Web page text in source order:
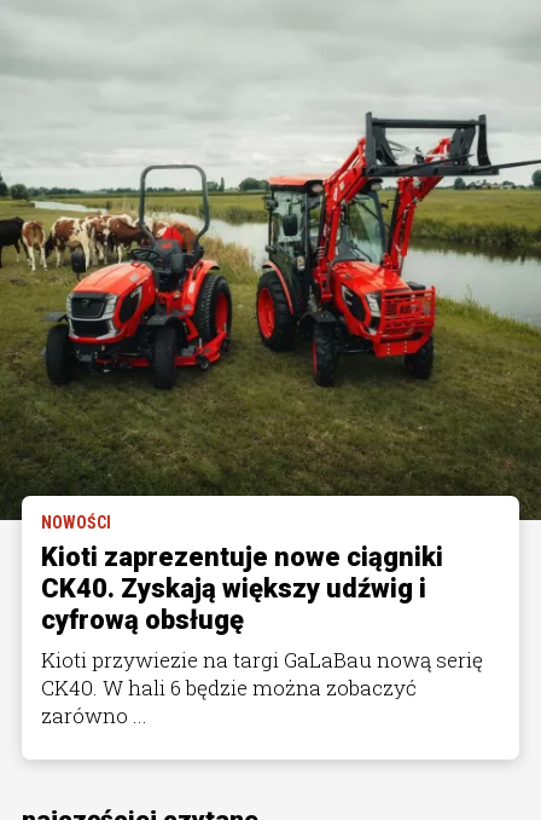
NOWOŚCI
Kioti zaprezentuje nowe ciągniki
CK40. Zyskają większy udźwig i
cyfrową obsługę
Kioti przywiezie na targi GaLaBau nową serię
CK40. W hali 6 będzie można zobaczyć
zarówno ...